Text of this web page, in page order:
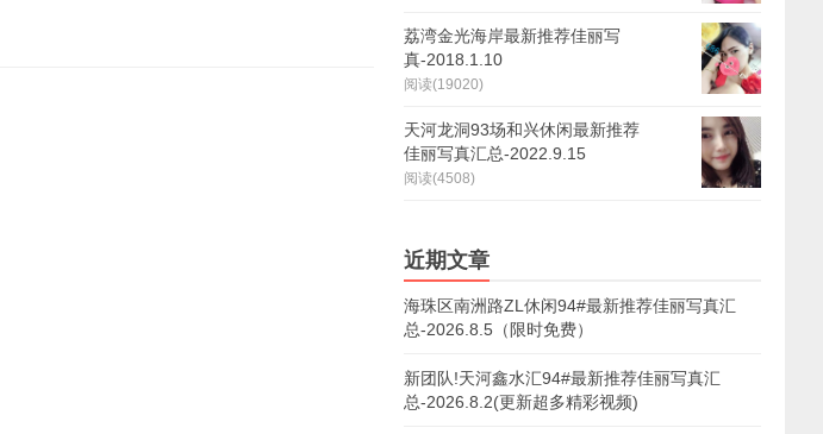
荔湾金光海岸最新推荐佳丽写
真-2018.1.10
阅读(19020)
天河龙洞93场和兴休闲最新推荐
佳丽写真汇总-2022.9.15
阅读(4508)
近期文章
海珠区南洲路ZL休闲94#最新推荐佳丽写真汇
总-2026.8.5（限时免费）
新团队!天河鑫水汇94#最新推荐佳丽写真汇
总-2026.8.2(更新超多精彩视频)